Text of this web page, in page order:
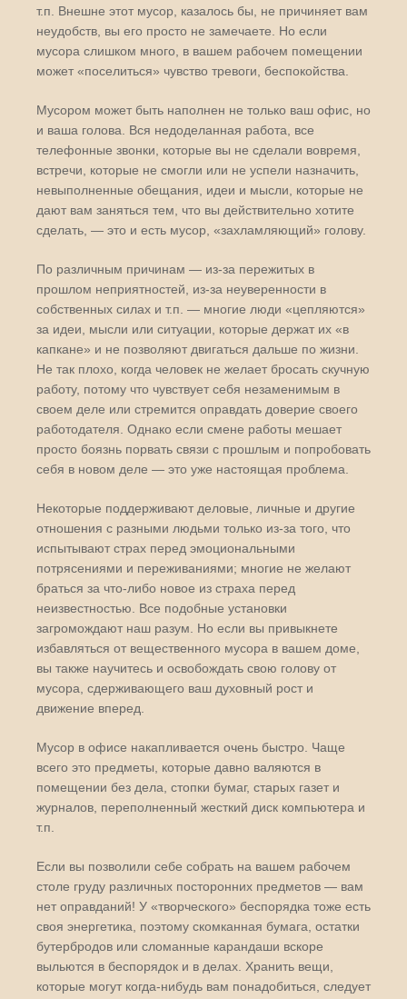
т.п. Внешне этот мусор, казалось бы, не причиняет вам
неудобств, вы его просто не замечаете. Но если
мусора слишком много, в вашем рабочем помещении
может «поселиться» чувство тревоги, беспокойства.
Мусором может быть наполнен не только ваш офис, но
и ваша голова. Вся недоделанная работа, все
телефонные звонки, которые вы не сделали вовремя,
встречи, которые не смогли или не успели назначить,
невыполненные обещания, идеи и мысли, которые не
дают вам заняться тем, что вы действительно хотите
сделать, — это и есть мусор, «захламляющий» голову.
По различным причинам — из-за пережитых в
прошлом неприятностей, из-за неуверенности в
собственных силах и т.п. — многие люди «цепляются»
за идеи, мысли или ситуации, которые держат их «в
капкане» и не позволяют двигаться дальше по жизни.
Не так плохо, когда человек не желает бросать скучную
работу, потому что чувствует себя незаменимым в
своем деле или стремится оправдать доверие своего
работодателя. Однако если смене работы мешает
просто боязнь порвать связи с прошлым и попробовать
себя в новом деле — это уже настоящая проблема.
Некоторые поддерживают деловые, личные и другие
отношения с разными людьми только из-за того, что
испытывают страх перед эмоциональными
потрясениями и переживаниями; многие не желают
браться за что-либо новое из страха перед
неизвестностью. Все подобные установки
загромождают наш разум. Но если вы привыкнете
избавляться от вещественного мусора в вашем доме,
вы также научитесь и освобождать свою голову от
мусора, сдерживающего ваш духовный рост и
движение вперед.
Мусор в офисе накапливается очень быстро. Чаще
всего это предметы, которые давно валяются в
помещении без дела, стопки бумаг, старых газет и
журналов, переполненный жесткий диск компьютера и
т.п.
Если вы позволили себе собрать на вашем рабочем
столе груду различных посторонних предметов — вам
нет оправданий! У «творческого» беспорядка тоже есть
своя энергетика, поэтому скомканная бумага, остатки
бутербродов или сломанные карандаши вскоре
выльются в беспорядок и в делах. Хранить вещи,
которые могут когда-нибудь вам понадобиться, следует